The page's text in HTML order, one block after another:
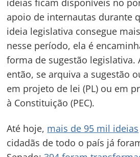
ideias ficam disponíveis no
apoio de internautas durante
ideia legislativa consegue
nesse período, ela é
forma de sugestão legislativa.
então, se arquiva a sugestão
em projeto de lei (PL) ou em
à Constituição (PEC).
Até hoje, mais de 95 mil ideias
cidadãs de todo o país já